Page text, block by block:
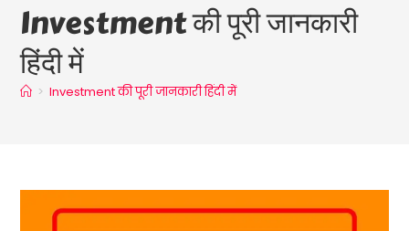
Investment की पूरी जानकारी
हिंदी में
> Investment की पूरी जानकारी हिंदी में